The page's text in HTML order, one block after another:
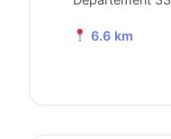
6.6 km